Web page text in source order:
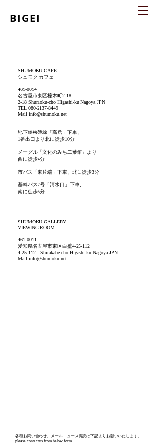
BIGEI
SHUMOKU CAFE
シュモク カフェ
461-0014
名古屋市東区橦木町2-18
2-18 Shumoku-cho Higashi-ku Nagoya JPN
TEL 080-2137-8449
Mail info@shumoku.net
地下鉄桜通線「高岳」下車、
1番出口より北に徒歩10分
メーグル「文化のみち二葉館」より
西に徒歩4分
市バス「東片端」下車、北に徒歩3分
基幹バス2号「清水口」下車、
南に徒歩5分
SHUMOKU GALLERY
VIEWING ROOM
461-0011
愛知県名古屋市東区白壁4-25-112
4-25-112 Shirakabe-cho,Higashi-ku,Nagoya JPN
Mail info@shumoku.net
​各種お問い合わせ、メールニュース購読は下記よりお願いいたします。
please contact us from below form